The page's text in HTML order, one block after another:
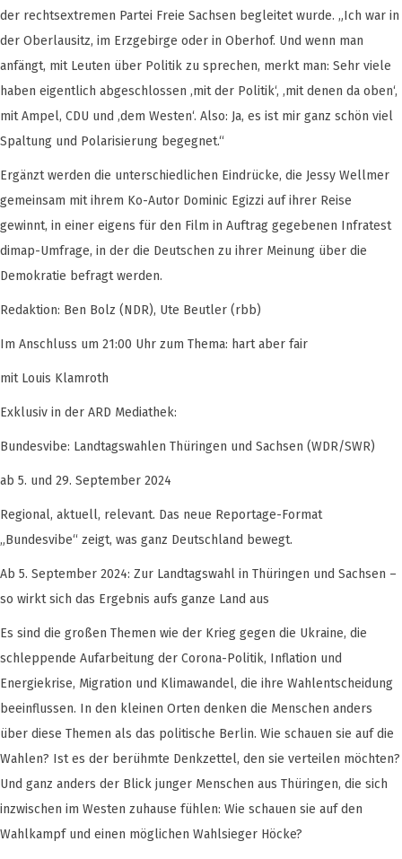
der rechtsextremen Partei Freie Sachsen begleitet wurde. „Ich war in
der Oberlausitz, im Erzgebirge oder in Oberhof. Und wenn man
anfängt, mit Leuten über Politik zu sprechen, merkt man: Sehr viele
haben eigentlich abgeschlossen ‚mit der Politik‘, ‚mit denen da oben‘,
mit Ampel, CDU und ‚dem Westen‘. Also: Ja, es ist mir ganz schön viel
Spaltung und Polarisierung begegnet.“
Ergänzt werden die unterschiedlichen Eindrücke, die Jessy Wellmer
gemeinsam mit ihrem Ko-Autor Dominic Egizzi auf ihrer Reise
gewinnt, in einer eigens für den Film in Auftrag gegebenen Infratest
dimap-Umfrage, in der die Deutschen zu ihrer Meinung über die
Demokratie befragt werden.
Redaktion: Ben Bolz (NDR), Ute Beutler (rbb)
Im Anschluss um 21:00 Uhr zum Thema: hart aber fair
mit Louis Klamroth
Exklusiv in der ARD Mediathek:
Bundesvibe: Landtagswahlen Thüringen und Sachsen (WDR/SWR)
ab 5. und 29. September 2024
Regional, aktuell, relevant. Das neue Reportage-Format
„Bundesvibe“ zeigt, was ganz Deutschland bewegt.
Ab 5. September 2024: Zur Landtagswahl in Thüringen und Sachsen –
so wirkt sich das Ergebnis aufs ganze Land aus
Es sind die großen Themen wie der Krieg gegen die Ukraine, die
schleppende Aufarbeitung der Corona-Politik, Inflation und
Energiekrise, Migration und Klimawandel, die ihre Wahlentscheidung
beeinflussen. In den kleinen Orten denken die Menschen anders
über diese Themen als das politische Berlin. Wie schauen sie auf die
Wahlen? Ist es der berühmte Denkzettel, den sie verteilen möchten?
Und ganz anders der Blick junger Menschen aus Thüringen, die sich
inzwischen im Westen zuhause fühlen: Wie schauen sie auf den
Wahlkampf und einen möglichen Wahlsieger Höcke?